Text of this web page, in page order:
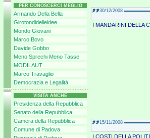
PER CONOSCERCI MEGLIO
Armando Della Bella
Girotondidelleidee
Mondo Giovani
Marco Bovo
Davide Gobbo
Meno Sprechi Meno Tasse
MODILAUT
Marco Travaglio
Democrazia e Legalità
VISITA ANCHE
Presidenza della Repubblica
Senato della Repubblica
Camera della Repubblica
Comune di Padova
30/12/2008
I MANDARINI DELLA
15/11/2008
I COSTI DELLA